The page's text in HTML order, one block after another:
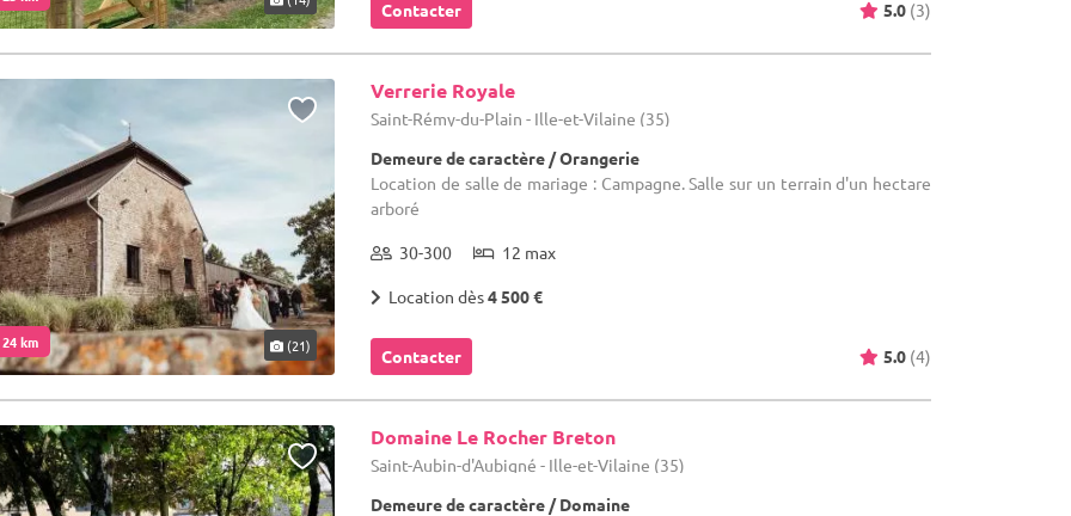
Contacter 5.0 (3)
km (21)
Verrerie Royale
Saint-Rémy-du-Plain - Ille-et-Vilaine (35)
Demeure de caractère / Orangerie
Location de salle de mariage : Campagne. Salle sur un terrain d'un hectare
arboré
30-300 12 max
Location dès4 500 €
Contacter 5.0 (4)
Domaine Le Rocher Breton
Saint-Aubin-d'Aubigné - Ille-et-Vilaine (35)
Demeure de caractère / Domaine